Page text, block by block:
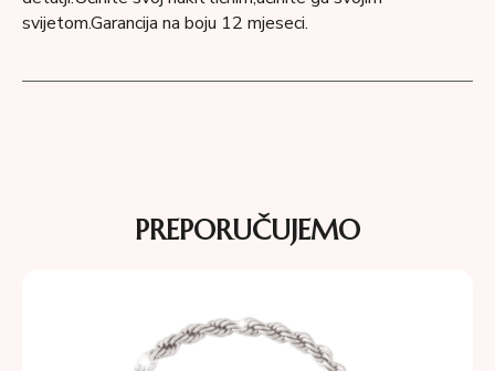
svijetom.Garancija na boju 12 mjeseci.
PREPORUČUJEMO